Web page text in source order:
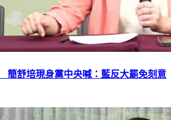
舒培現身黨中央喊：藍反大罷免刻意